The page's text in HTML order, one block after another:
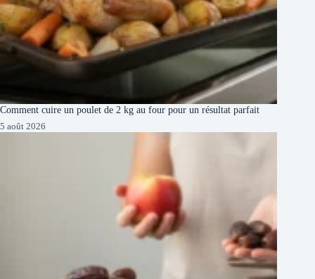
Comment cuire un poulet de 2 kg au four pour un résultat parfait
5 août 2026